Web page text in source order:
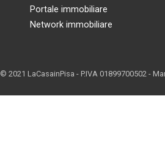
Portale immobiliare
Network immobiliare
© 2021 LaCasainPisa - P.IVA 01899700502 -